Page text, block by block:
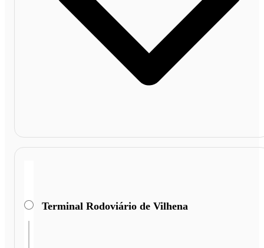
Terminal Rodoviário de Vilhena